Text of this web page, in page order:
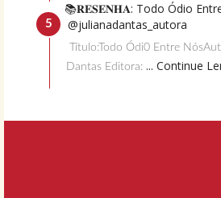
📚𝐑𝐄𝐒𝐄𝐍𝐇𝐀: Todo Ódio
@julianadantas_autora
Título:Todo Ódi0 Entre
Dantas Editora: ... Continue